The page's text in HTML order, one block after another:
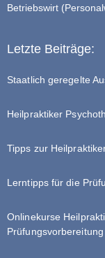
Betriebswirt
Letzte Beiträge:
Staatlich geregelte
Heilpraktiker
Tipps zur
Lerntipps für die
Onlinekurse
Prüfungsvorbereitung